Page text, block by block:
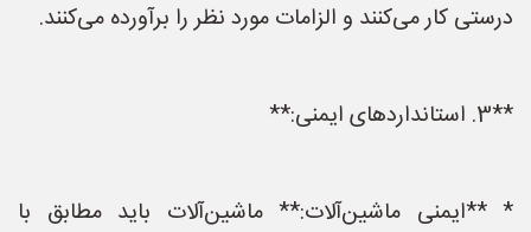
درستی کار می‌کنند و الزامات مورد نظر را برآورده می‌کنند.
**3. استانداردهای ایمنی:**
* **ایمنی ماشین‌آلات:** ماشین‌آلات باید مطابق با